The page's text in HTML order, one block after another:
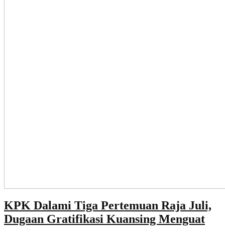
KPK Dalami Tiga Pertemuan Raja Juli,
Dugaan Gratifikasi Kuansing Menguat